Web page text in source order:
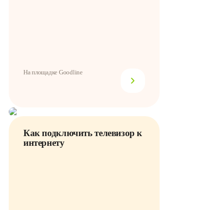
На площадке Goodline
Как подключить телевизор к
интернету